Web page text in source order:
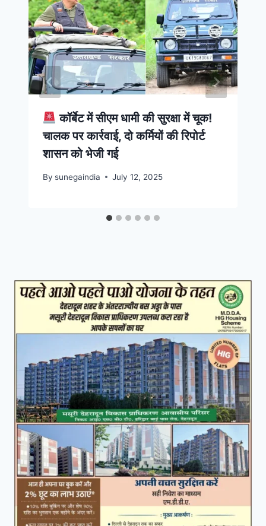
कॉर्बेट में सीएम धामी की सुरक्षा में चूक!
चालक पर कार्रवाई, दो कर्मियों की रिपोर्ट
शासन को भेजी गई
By sunegaindia July 12, 2025